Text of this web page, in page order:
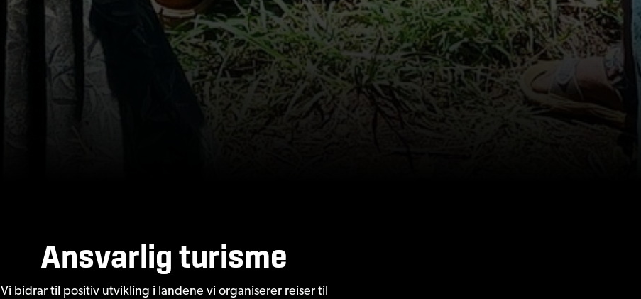
Ansvarlig turisme
Vi bidrar til positiv utvikling i landene vi organiserer reiser til